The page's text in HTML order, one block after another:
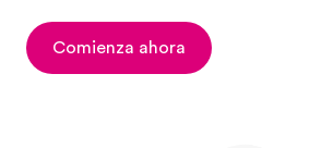
Comienza ahora